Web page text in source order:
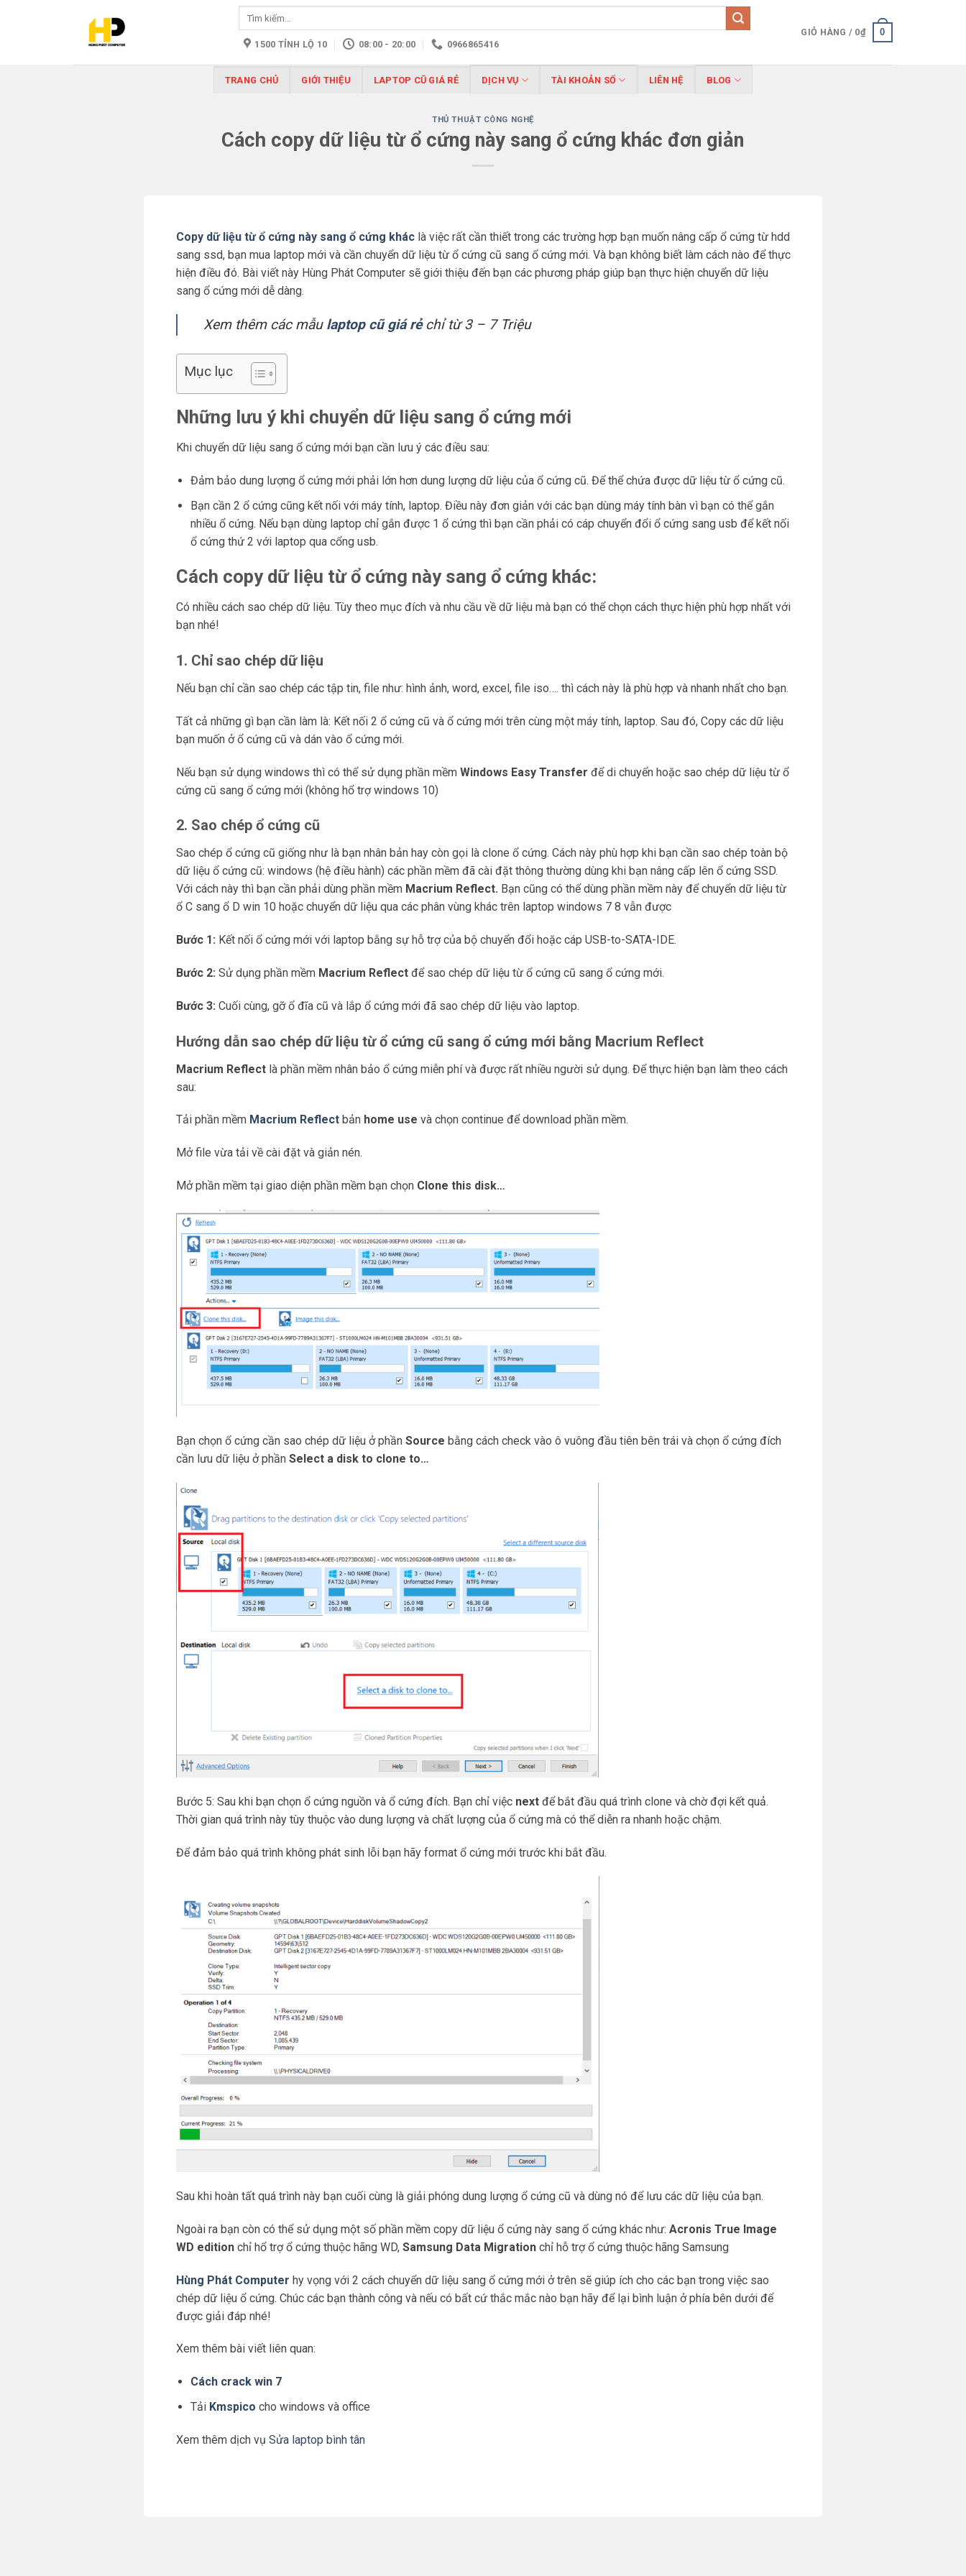
1500 TỈNH LỘ 10 08:00 - 20:00 0966865416
GIỎ HÀNG / 0₫ 0
TRANG CHỦ GIỚI THIỆU LAPTOP CŨ GIÁ RẺ DỊCH VỤ TÀI KHOẢN SỐ LIÊN HỆ BLOG
THỦ THUẬT CÔNG NGHỆ
Cách copy dữ liệu từ ổ cứng này sang ổ cứng khác đơn giản
Copy dữ liệu từ ổ cứng này sang ổ cứng kháclà việc rất cần thiết trong các trường hợp bạn muốn nâng cấp ổ cứng từ hdd
sang ssd, bạn mua laptop mới và cần chuyển dữ liệu từ ổ cứng cũ sang ổ cứng mới. Và bạn không biết làm cách nào để thực
hiện điều đó. Bài viết này Hùng Phát Computer sẽ giới thiệu đến bạn các phương pháp giúp bạn thực hiện chuyển dữ liệu
sang ổ cứng mới dễ dàng.
Xem thêm các mẫu laptop cũ giá rẻchỉ từ 3 – 7 Triệu
Mục lục
Những lưu ý khi chuyển dữ liệu sang ổ cứng mới
Khi chuyển dữ liệu sang ổ cứng mới bạn cần lưu ý các điều sau:
Đảm bảo dung lượng ổ cứng mới phải lớn hơn dung lượng dữ liệu của ổ cứng cũ. Để thể chứa được dữ liệu từ ổ cứng cũ.
Bạn cần 2 ổ cứng cũng kết nối với máy tính, laptop. Điều này đơn giản với các bạn dùng máy tính bàn vì bạn có thể gắn
nhiều ổ cứng. Nếu bạn dùng laptop chỉ gắn được 1 ổ cứng thì bạn cần phải có cáp chuyển đổi ổ cứng sang usb để kết nối
ổ cứng thứ 2 với laptop qua cổng usb.
Cách copy dữ liệu từ ổ cứng này sang ổ cứng khác:
Có nhiều cách sao chép dữ liệu. Tùy theo mục đích và nhu cầu về dữ liệu mà bạn có thể chọn cách thực hiện phù hợp nhất với
bạn nhé!
1. Chỉ sao chép dữ liệu
Nếu bạn chỉ cần sao chép các tập tin, file như: hình ảnh, word, excel, file iso…. thì cách này là phù hợp và nhanh nhất cho bạn.
Tất cả những gì bạn cần làm là: Kết nối 2 ổ cứng cũ và ổ cứng mới trên cùng một máy tính, laptop. Sau đó, Copy các dữ liệu
bạn muốn ở ổ cứng cũ và dán vào ổ cứng mới.
Nếu bạn sử dụng windows thì có thể sử dụng phần mềm Windows Easy Transfer để di chuyển hoặc sao chép dữ liệu từ ổ
cứng cũ sang ổ cứng mới (không hổ trợ windows 10)
2. Sao chép ổ cứng cũ
Sao chép ổ cứng cũ giống như là bạn nhân bản hay còn gọi là clone ổ cứng. Cách này phù hợp khi bạn cần sao chép toàn bộ
dữ liệu ổ cứng cũ: windows (hệ điều hành) các phần mềm đã cài đặt thông thường dùng khi bạn nâng cấp lên ổ cứng SSD.
Với cách này thì bạn cần phải dùng phần mềm Macrium Reflect. Bạn cũng có thể dùng phần mềm này để chuyển dữ liệu từ
ổ C sang ổ D win 10 hoặc chuyển dữ liệu qua các phân vùng khác trên laptop windows 7 8 vẫn được
Bước 1: Kết nối ổ cứng mới với laptop bằng sự hỗ trợ của bộ chuyển đổi hoặc cáp USB-to-SATA-IDE.
Bước 2: Sử dụng phần mềm Macrium Reflectđể sao chép dữ liệu từ ổ cứng cũ sang ổ cứng mới.
Bước 3: Cuối cùng, gỡ ổ đĩa cũ và lắp ổ cứng mới đã sao chép dữ liệu vào laptop.
Hướng dẫn sao chép dữ liệu từ ổ cứng cũ sang ổ cứng mới bằng Macrium Reflect
Macrium Reflectlà phần mềm nhân bảo ổ cứng miễn phí và được rất nhiều người sử dụng. Để thực hiện bạn làm theo cách
sau:
Tải phần mềm Macrium Reflect bản home use và chọn continue để download phần mềm.
Mở file vừa tải về cài đặt và giản nén.
Mở phần mềm tại giao diện phần mềm bạn chọn Clone this disk…
Bạn chọn ổ cứng cần sao chép dữ liệu ở phần Source bằng cách check vào ô vuông đầu tiên bên trái và chọn ổ cứng đích
cần lưu dữ liệu ở phần Select a disk to clone to…
Bước 5: Sau khi bạn chọn ổ cứng nguồn và ổ cứng đích. Bạn chỉ việc nextđể bắt đầu quá trình clone và chờ đợi kết quả.
Thời gian quá trình này tùy thuộc vào dung lượng và chất lượng của ổ cứng mà có thể diễn ra nhanh hoặc chậm.
Để đảm bảo quá trình không phát sinh lỗi bạn hãy format ổ cứng mới trước khi bắt đầu.
Sau khi hoàn tất quá trình này bạn cuối cùng là giải phóng dung lượng ổ cứng cũ và dùng nó để lưu các dữ liệu của bạn.
Ngoài ra bạn còn có thể sử dụng một số phần mềm copy dữ liệu ổ cứng này sang ổ cứng khác như: Acronis True Image
WD editionchỉ hổ trợ ổ cứng thuộc hãng WD, Samsung Data Migrationchỉ hỗ trợ ổ cứng thuộc hãng Samsung
Hùng Phát Computer hy vọng với 2 cách chuyển dữ liệu sang ổ cứng mới ở trên sẽ giúp ích cho các bạn trong việc sao
chép dữ liệu ổ cứng. Chúc các bạn thành công và nếu có bất cứ thắc mắc nào bạn hãy để lại bình luận ở phía bên dưới để
được giải đáp nhé!
Xem thêm bài viết liên quan:
Cách crack win 7
Tải Kmspico cho windows và office
Xem thêm dịch vụ Sửa laptop bình tân